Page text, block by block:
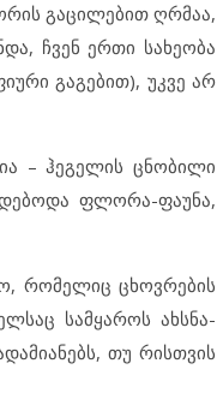
გაცილებით ღრმაა,
ჩვენ ერთი სახეობა
გაგებით), უკვე არ
– ჰეგელის ცნობილი
ფლორა-ფაუნა,
რომელიც ცხოვრების
სამყაროს ახსნა-
თუ რისთვის